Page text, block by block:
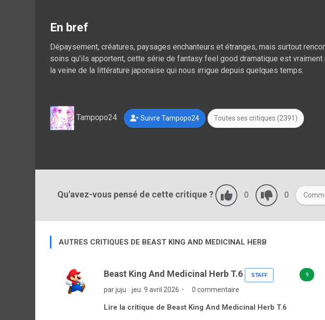
En bref
Dépaysement, créatures, paysages enchanteurs et étranges, mais surtout
soins qu'ils apportent, cette série de fantasy feel good dramatique est
la veine de la littérature japonaise qui nous irrigue depuis quelques temps.
Tampopo24 Suivre Tampopo24 Toutes ses critiques (2391)
Qu'avez-vous pensé de cette critique ? 0 0
AUTRES CRITIQUES DE BEAST KING AND MEDICINAL HERB
9
Beast King And Medicinal Herb T.6 STAFF
par juju jeu. 9 avril 2026 0 commentaire
Lire la critique de Beast King And Medicinal Herb T.6